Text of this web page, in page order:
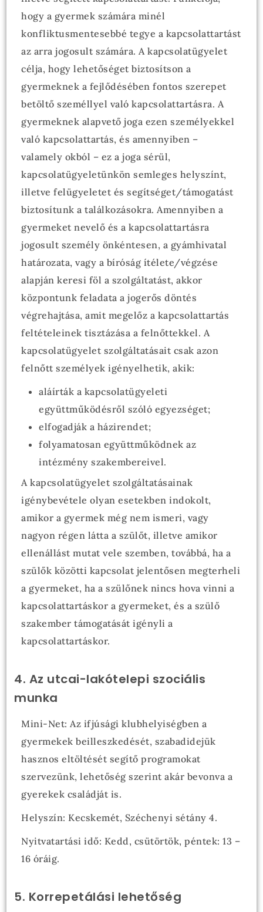
hogy a gyermek számára minél
konfliktusmentesebbé tegye a kapcsolattartást
az arra jogosult számára. A kapcsolatügyelet
célja, hogy lehetőséget biztosítson a
gyermeknek a fejlődésében fontos szerepet
betöltő személlyel való kapcsolattartásra. A
gyermeknek alapvető joga ezen személyekkel
való kapcsolattartás, és amennyiben –
valamely okból – ez a joga sérül,
kapcsolatügyeletünkön semleges helyszínt,
illetve felügyeletet és segítséget/támogatást
biztosítunk a találkozásokra. Amennyiben a
gyermeket nevelő és a kapcsolattartásra
jogosult személy önkéntesen, a gyámhivatal
határozata, vagy a bíróság ítélete/végzése
alapján keresi föl a szolgáltatást, akkor
központunk feladata a jogerős döntés
végrehajtása, amit megelőz a kapcsolattartás
feltételeinek tisztázása a felnőttekkel. A
kapcsolatügyelet szolgáltatásait csak azon
felnőtt személyek igényelhetik, akik:
aláírták a kapcsolatügyeleti
együttműködésről szóló egyezséget;
elfogadják a házirendet;
folyamatosan együttműködnek az
intézmény szakembereivel.
A kapcsolatügyelet szolgáltatásainak
igénybevétele olyan esetekben indokolt,
amikor a gyermek még nem ismeri, vagy
nagyon régen látta a szülőt, illetve amikor
ellenállást mutat vele szemben, továbbá, ha a
szülők közötti kapcsolat jelentősen megterheli
a gyermeket, ha a szülőnek nincs hova vinni a
kapcsolattartáskor a gyermeket, és a szülő
szakember támogatását igényli a
kapcsolattartáskor.
4. Az utcai-lakótelepi szociális
munka
Mini-Net: Az ifjúsági klubhelyiségben a
gyermekek beilleszkedését, szabadidejük
hasznos eltöltését segítő programokat
szervezünk, lehetőség szerint akár bevonva a
gyerekek családját is.
Helyszín: Kecskemét, Széchenyi sétány 4.
Nyitvatartási idő: Kedd, csütörtök, péntek: 13 –
16 óráig.
5. Korrepetálási lehetőség